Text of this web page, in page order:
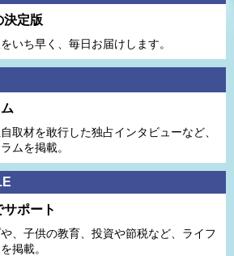
決定版
いち早く、毎日お届けします。
取材を敢⾏した独占インタビューなど、
ムを掲載。
ポート
、子供の教育、投資や節税など、ライフ
掲載。